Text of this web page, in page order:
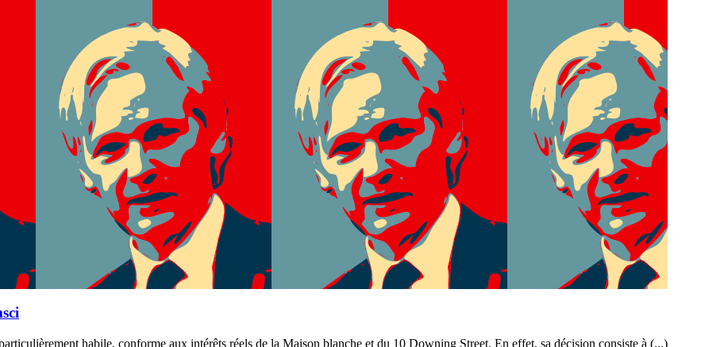
habile, conforme aux intérêts réels de la Maison blanche et du 10 Downing Street. En effet, sa décision consiste à (...)